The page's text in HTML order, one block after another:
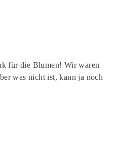
für die Blumen! Wir waren
was nicht ist, kann ja noch